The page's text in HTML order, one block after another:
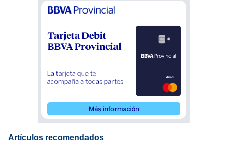
Artículos recomendados